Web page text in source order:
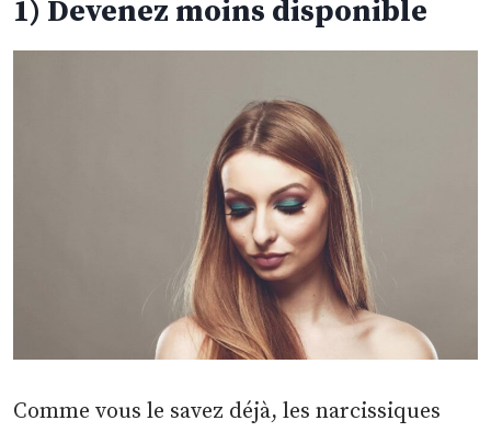
1) Devenez moins disponible
Comme vous le savez déjà, les narcissiques